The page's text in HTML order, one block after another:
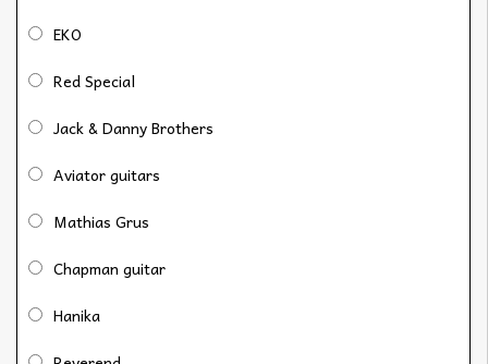
EKO
Red Special
Jack & Danny Brothers
Aviator guitars
Mathias Grus
Chapman guitar
Hanika